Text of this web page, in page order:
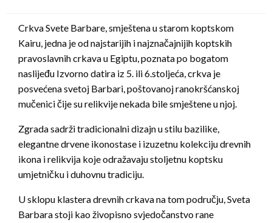
Crkva Svete Barbare, smještena u starom koptskom
Kairu, jedna je od najstarijih i najznačajnijih koptskih
pravoslavnih crkava u Egiptu, poznata po bogatom
naslijeđu Izvorno datira iz 5. ili 6.stoljeća, crkva je
posvećena svetoj Barbari, poštovanoj ranokršćanskoj
mučenici čije su relikvije nekada bile smještene u njoj.
Zgrada sadrži tradicionalni dizajn u stilu bazilike,
elegantne drvene ikonostase i izuzetnu kolekciju drevnih
ikona i relikvija koje odražavaju stoljetnu koptsku
umjetničku i duhovnu tradiciju.
U sklopu klastera drevnih crkava na tom području, Sveta
Barbara stoji kao živopisno svjedočanstvo rane